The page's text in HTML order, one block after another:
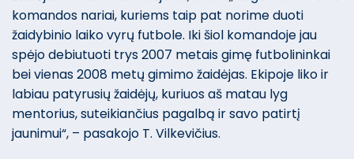
komandos nariai, kuriems taip pat norime duoti
žaidybinio laiko vyrų futbole. Iki šiol komandoje jau
spėjo debiutuoti trys 2007 metais gimę futbolininkai
bei vienas 2008 metų gimimo žaidėjas. Ekipoje liko ir
labiau patyrusių žaidėjų, kuriuos aš matau lyg
mentorius, suteikiančius pagalbą ir savo patirtį
jaunimui“, – pasakojo T. Vilkevičius.